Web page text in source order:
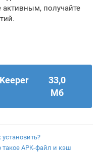
активным, получайте
33,0
Мб
установить?
такое APK-файл и кэш